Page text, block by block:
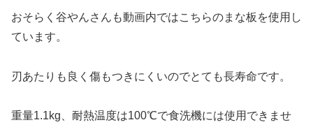
おそらく谷やんさんも動画内ではこちらのまな板を使用し
ています。
刃あたりも良く傷もつきにくいのでとても長寿命です。
重量1.1kg、耐熱温度は100℃で食洗機には使用できませ